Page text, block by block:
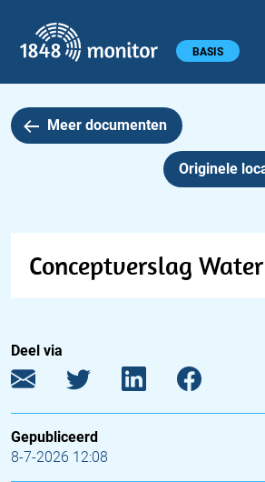
Hoofdmenu BASIS
Meer documenten
Originele
Conceptverslag Water
Deel via
Gepubliceerd
8-7-2026 12:08